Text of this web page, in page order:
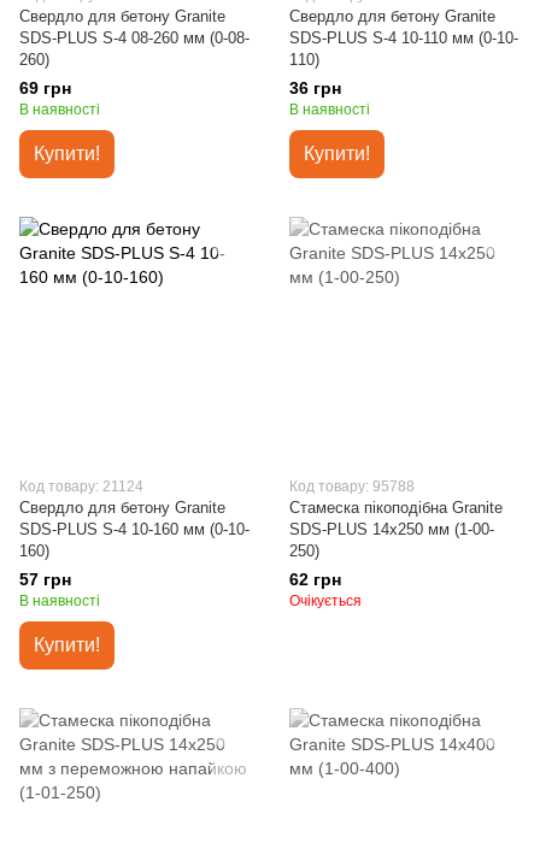
Свердло для бетону Granite
SDS-PLUS S-4 08-260 мм (0-08-
260)
69 грн
В наявності
Купити!
Свердло для бетону Granite
SDS-PLUS S-4 10-110 мм (0-10-
110)
36 грн
В наявності
Купити!
Код товару: 21124
Свердло для бетону Granite
SDS-PLUS S-4 10-160 мм (0-10-
160)
57 грн
В наявності
Купити!
Код товару: 95788
Стамеска пікоподібна Granite
SDS-PLUS 14х250 мм (1-00-
250)
62 грн
Очікується